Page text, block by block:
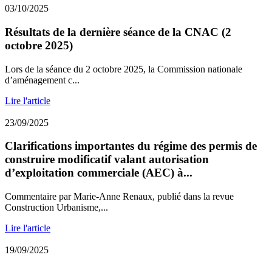
03/10/2025
Résultats de la dernière séance de la CNAC (2
octobre 2025)
Lors de la séance du 2 octobre 2025, la Commission nationale
d’aménagement c...
Lire l'article
23/09/2025
Clarifications importantes du régime des permis de
construire modificatif valant autorisation
d’exploitation commerciale (AEC) à...
Commentaire par Marie-Anne Renaux, publié dans la revue
Construction Urbanisme,...
Lire l'article
19/09/2025